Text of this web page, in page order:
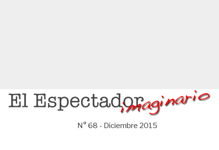
Saltar
N° 68 - Diciembre 2015